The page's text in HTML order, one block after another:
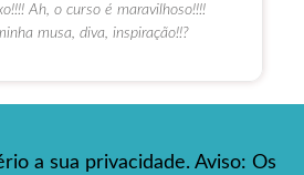
Ah, o curso é maravilhoso!!!!
musa, diva, inspiração!!?
a sua privacidade. Aviso: Os